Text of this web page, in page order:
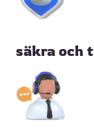
säkra och